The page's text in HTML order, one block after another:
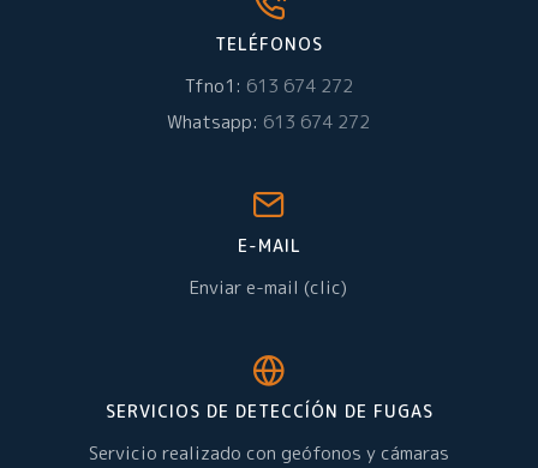
TELÉFONOS
Tfno1: 613 674 272
Whatsapp: 613 674 272
E-MAIL
Enviar e-mail (clic)
SERVICIOS DE DETECCÍÓN DE FUGAS
Servicio realizado con geófonos y cámaras